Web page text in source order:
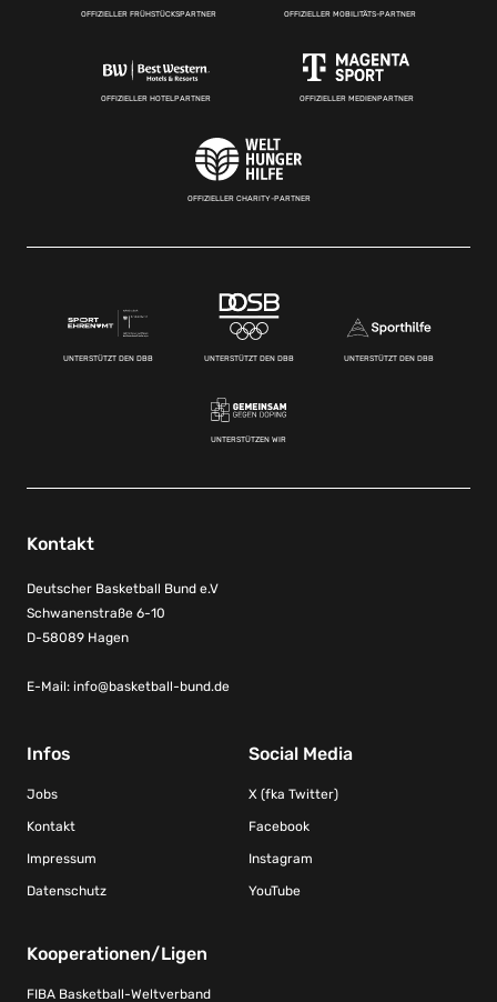
OFFIZIELLER FRÜHSTÜCKSPARTNER OFFIZIELLER MOBILITÄTS-PARTNER
OFFIZIELLER HOTELPARTNER OFFIZIELLER MEDIENPARTNER
OFFIZIELLER CHARITY-PARTNER
UNTERSTÜTZT DEN DBB UNTERSTÜTZT DEN DBB UNTERSTÜTZT DEN DBB
UNTERSTÜTZEN WIR
Kontakt
Deutscher Basketball Bund e.V
Schwanenstraße 6-10
D-58089 Hagen
E-Mail: info@basketball-bund.de
Infos
Jobs
Kontakt
Impressum
Datenschutz
Social Media
X (fka Twitter)
Facebook
Instagram
YouTube
Kooperationen/Ligen
FIBA Basketball-Weltverband